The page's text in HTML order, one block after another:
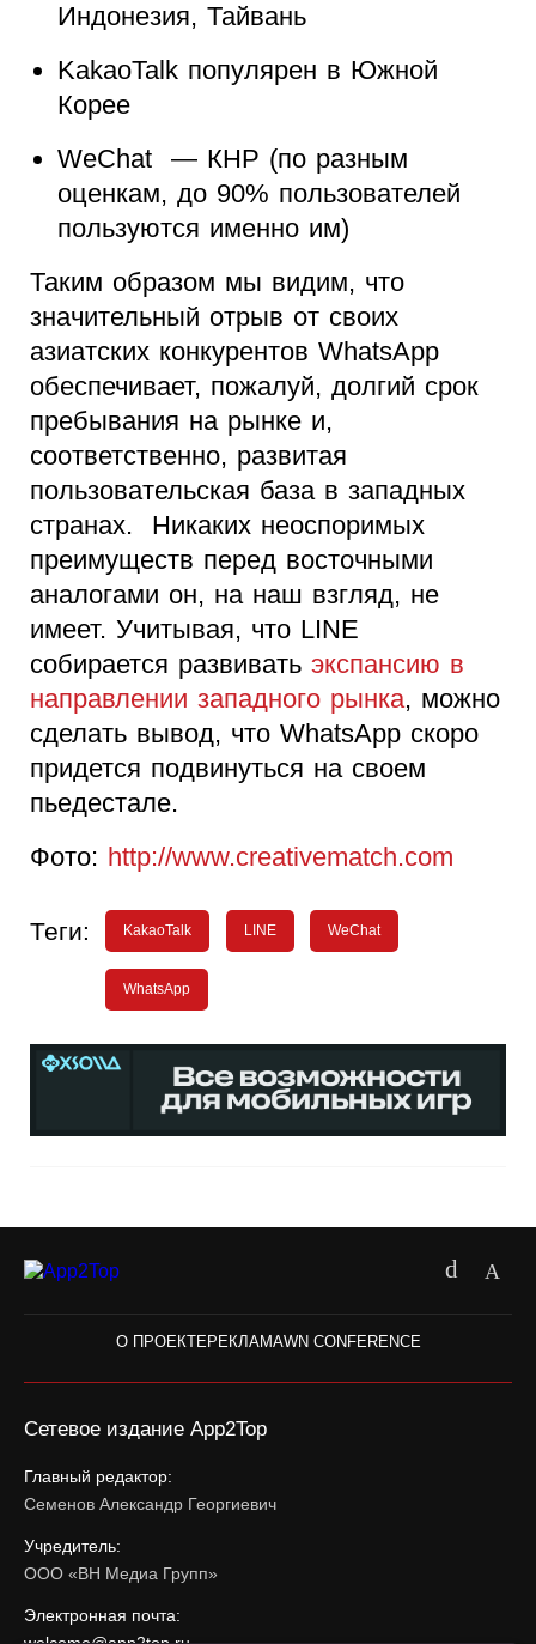
Индонезия, Тайвань
KakaoTalk популярен в Южной
Корее
WeChat — КНР (по разным
оценкам, до 90% пользователей
пользуются именно им)
Таким образом мы видим, что
значительный отрыв от своих
азиатских конкурентов WhatsApp
обеспечивает, пожалуй, долгий срок
пребывания на рынке и,
соответственно, развитая
пользовательская база в западных
странах. Никаких неоспоримых
преимуществ перед восточными
аналогами он, на наш взгляд, не
имеет. Учитывая, что LINE
собирается развивать экспансию в
направлении западного рынка, можно
сделать вывод, что WhatsApp скоро
придется подвинуться на своем
пьедестале.
Фото: http://www.creativematch.com
Теги: KakaoTalk LINE WeChat
WhatsApp
О ПРОЕКТЕРЕКЛАМАWN CONFERENCE
Сетевое издание App2Top
Главный редактор:
Семенов Александр Георгиевич
Учредитель:
ООО «ВН Медиа Групп»
Электронная почта: